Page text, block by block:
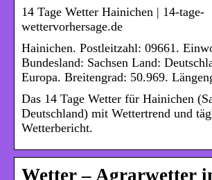
14 Tage Wetter Hainichen | 14-tage-
wettervorhersage.de
Hainichen. Postleitzahl: 09661.
Bundesland: Sachsen Land:
Europa. Breitengrad: 50.969.
Das 14 Tage Wetter für Hainichen
Deutschland) mit Wettertrend und
Wetterbericht.
Wetter – Agrarwetter